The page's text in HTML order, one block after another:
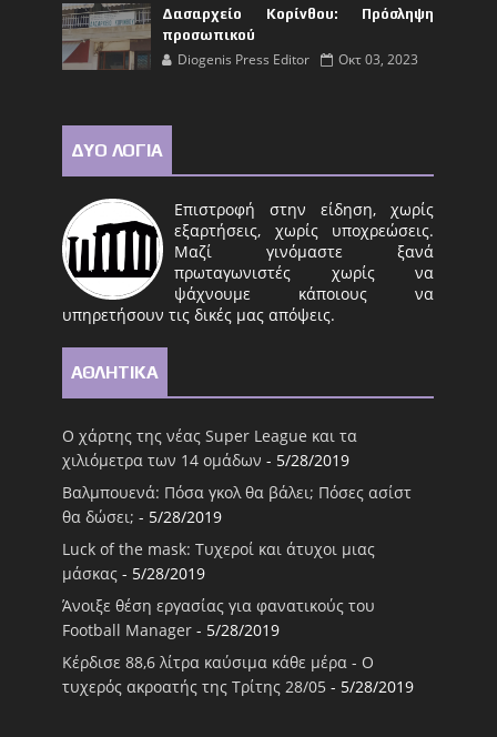
Δασαρχείο Κορίνθου: Πρόσληψη
προσωπικού
Diogenis Press Editor Οκτ 03, 2023
ΔΥΟ ΛΟΓΙΑ
Επιστροφή στην είδηση, χωρίς
εξαρτήσεις, χωρίς υποχρεώσεις.
Μαζί γινόμαστε ξανά
πρωταγωνιστές χωρίς να
ψάχνουμε κάποιους να
υπηρετήσουν τις δικές μας απόψεις.
ΑΘΛΗΤΙΚΑ
Ο χάρτης της νέας Super League και τα
χιλιόμετρα των 14 ομάδων - 5/28/2019
Βαλμπουενά: Πόσα γκολ θα βάλει; Πόσες ασίστ
θα δώσει; - 5/28/2019
Luck of the mask: Τυχεροί και άτυχοι μιας
μάσκας - 5/28/2019
Άνοιξε θέση εργασίας για φανατικούς του
Football Μanager - 5/28/2019
Κέρδισε 88,6 λίτρα καύσιμα κάθε μέρα - Ο
τυχερός ακροατής της Τρίτης 28/05 - 5/28/2019